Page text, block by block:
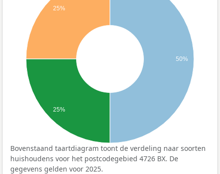
25%
25%
50%
Bovenstaand taartdiagram toont de verdeling naar soorten
huishoudens voor het postcodegebied 4726 BX. De
gegevens gelden voor 2025.